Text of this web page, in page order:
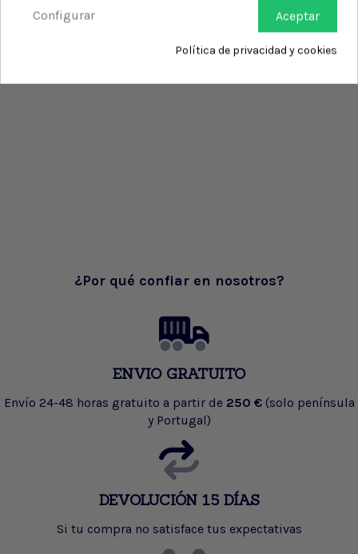
¿Por qué confiar en nosotros?
ENVIO GRATUITO
Envío 24-48 horas gratuito a partir de 250 € (solo península
y Portugal)
DEVOLUCIÓN 15 DÍAS
Si tu compra no satisface tus expectativas
Aceptar
Configurar
Política de privacidad y cookies